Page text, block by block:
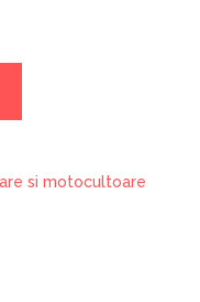
si motocultoare